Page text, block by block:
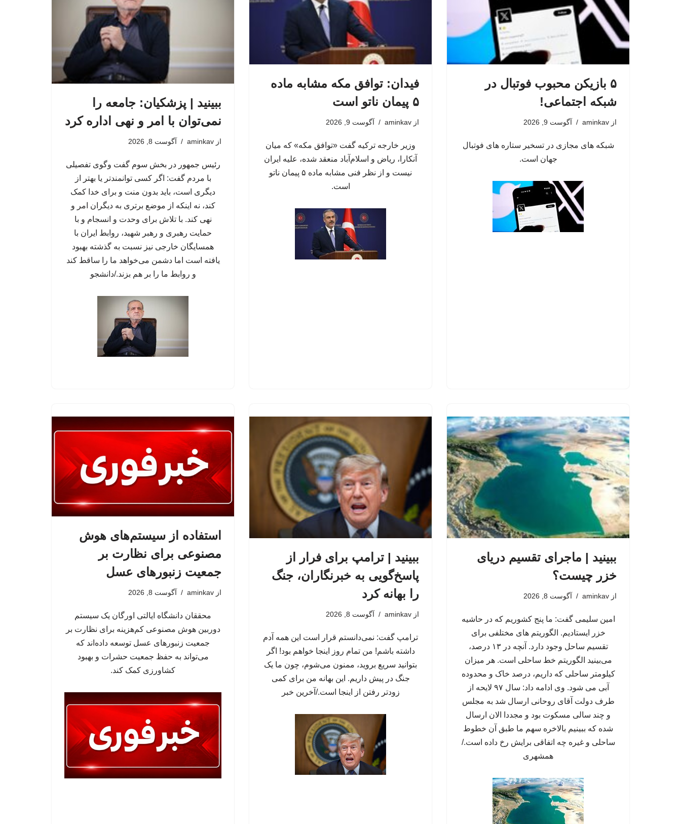
۵ بازیکن محبوب فوتبال در
شبکه اجتماعی!
از aminkav آگوست 9, 2026
شبکه های مجازی در تسخیر ستاره های فوتبال
جهان است.
فیدان: توافق مکه مشابه ماده
۵ پیمان ناتو است
از aminkav آگوست 9, 2026
وزیر خارجه ترکیه گفت «توافق مکه» که میان
آنکارا، ریاض و اسلام‌آباد منعقد شده، علیه ایران
نیست و از نظر فنی مشابه ماده ۵ پیمان ناتو
است.
ببینید | پزشکیان: جامعه را
نمی‌توان با امر و نهی اداره کرد
از aminkav آگوست 8, 2026
رئیس جمهور در بخش سوم گفت وگوی تفصیلی
با مردم گفت: اگر کسی توانمندتر یا بهتر از
دیگری است، باید بدون منت و برای خدا کمک
کند، نه اینکه از موضع برتری به دیگران امر و
نهی کند. با تلاش برای وحدت و انسجام و با
حمایت رهبری و رهبر شهید، روابط ایران با
همسایگان خارجی نیز نسبت به گذشته بهبود
یافته است اما دشمن می‌خواهد ما را ساقط کند
و روابط ما را بر هم بزند./دانشجو
ببینید | ماجرای تقسیم دریای
خزر چیست؟
از aminkav آگوست 8, 2026
امین سلیمی گفت: ما پنج کشوریم که در حاشیه
خزر ایستادیم. الگوریتم های مختلفی برای
تقسیم ساحل وجود دارد. آنچه در ۱۳ درصد،
می‌بینید الگوریتم خط ساحلی است. هر میزان
کیلومتر ساحلی که داریم، درصد خاک و محدوده
آبی می شود. وی ادامه داد: سال ۹۷ لایحه از
طرف دولت آقای روحانی ارسال شد به مجلس
و چند سالی مسکوت بود و مجددا الان ارسال
شده که ببینیم بالاخره سهم ما طبق آن خطوط
ساحلی و غیره چه اتفاقی برایش رخ داده است./
همشهری
ببینید | ترامپ برای فرار از
پاسخ‌گویی به خبرنگاران، جنگ
را بهانه کرد
از aminkav آگوست 8, 2026
ترامپ گفت: نمی‌دانستم قرار است این همه آدم
داشته باشم! ​​من تمام روز اینجا خواهم بود! اگر
بتوانید سریع بروید، ممنون می‌شوم، چون ما یک
جنگ در پیش داریم. این بهانه من برای کمی
زودتر رفتن از اینجا است./آخرین خبر
استفاده از سیستم‌های هوش
مصنوعی برای نظارت بر
جمعیت زنبورهای عسل
از aminkav آگوست 8, 2026
محققان دانشگاه ایالتی اورگان یک سیستم
دوربین هوش مصنوعی کم‌هزینه برای نظارت بر
جمعیت زنبورهای عسل توسعه داده‌اند که
می‌تواند به حفظ جمعیت حشرات و بهبود
کشاورزی کمک کند.